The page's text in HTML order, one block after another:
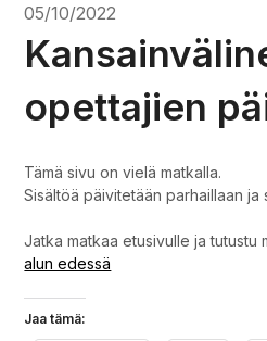
05/10/2022
opettajien
Tämä sivu on vielä matkalla.
Sisältöä päivitetään parhaillaan ja
Jatka matkaa etusivulle ja tutustu
alun edessä
Jaa tämä: